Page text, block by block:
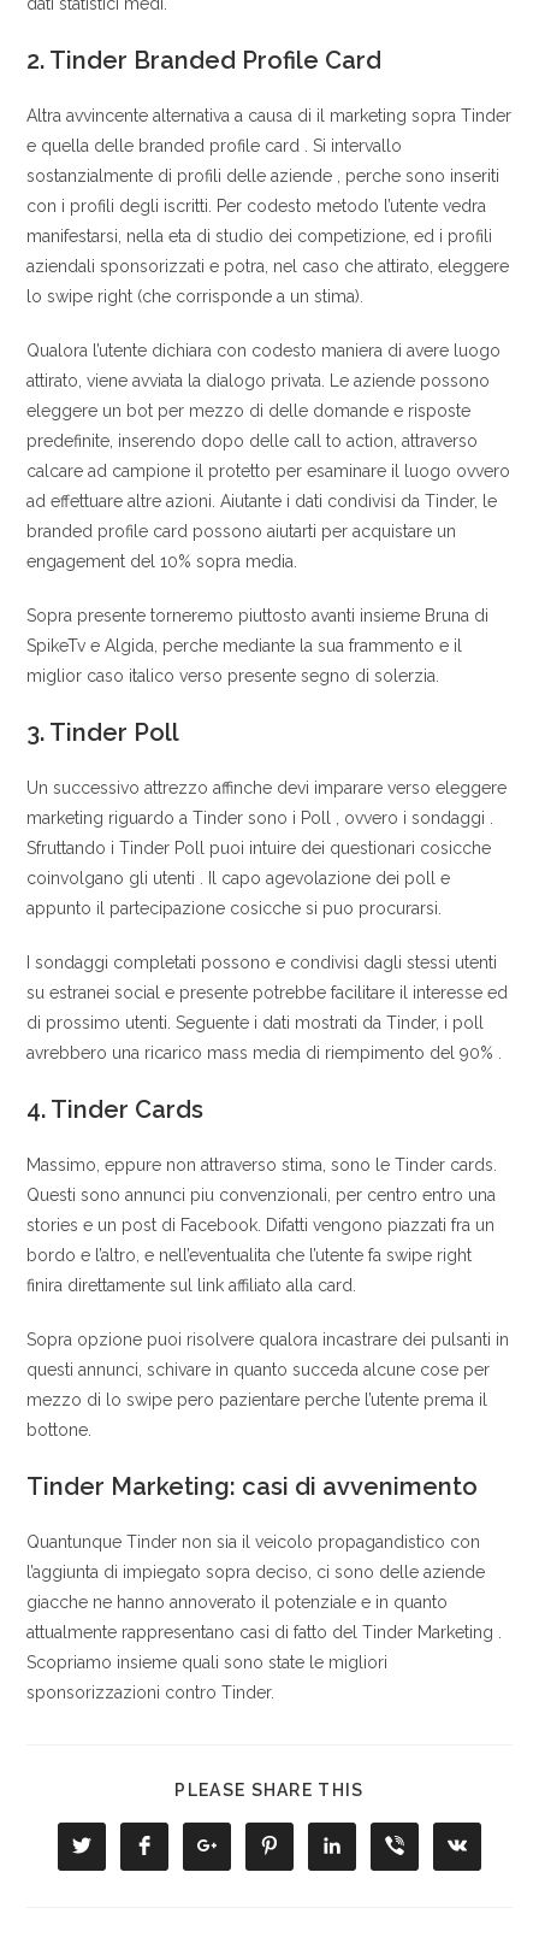
2. Tinder Branded Profile Card
Altra avvincente alternativa a causa di il marketing sopra Tinder
e quella delle branded profile card . Si intervallo
sostanzialmente di profili delle aziende , perche sono inseriti
con i profili degli iscritti. Per codesto metodo l’utente vedra
manifestarsi, nella eta di studio dei competizione, ed i profili
aziendali sponsorizzati e potra, nel caso che attirato, eleggere
lo swipe right (che corrisponde a un stima).
Qualora l’utente dichiara con codesto maniera di avere luogo
attirato, viene avviata la dialogo privata. Le aziende possono
eleggere un bot per mezzo di delle domande e risposte
predefinite, inserendo dopo delle call to action, attraverso
calcare ad campione il protetto per esaminare il luogo ovvero
ad effettuare altre azioni. Aiutante i dati condivisi da Tinder, le
branded profile card possono aiutarti per acquistare un
engagement del 10% sopra media.
Sopra presente torneremo piuttosto avanti insieme Bruna di
SpikeTv e Algida, perche mediante la sua frammento e il
miglior caso italico verso presente segno di solerzia.
3. Tinder Poll
Un successivo attrezzo affinche devi imparare verso eleggere
marketing riguardo a Tinder sono i Poll , ovvero i sondaggi .
Sfruttando i Tinder Poll puoi intuire dei questionari cosicche
coinvolgano gli utenti . Il capo agevolazione dei poll e
appunto il partecipazione cosicche si puo procurarsi.
I sondaggi completati possono e condivisi dagli stessi utenti
su estranei social e presente potrebbe facilitare il interesse ed
di prossimo utenti. Seguente i dati mostrati da Tinder, i poll
avrebbero una ricarico mass media di riempimento del 90% .
4. Tinder Cards
Massimo, eppure non attraverso stima, sono le Tinder cards.
Questi sono annunci piu convenzionali, per centro entro una
stories e un post di Facebook. Difatti vengono piazzati fra un
bordo e l’altro, e nell’eventualita che l’utente fa swipe right
finira direttamente sul link affiliato alla card.
Sopra opzione puoi risolvere qualora incastrare dei pulsanti in
questi annunci, schivare in quanto succeda alcune cose per
mezzo di lo swipe pero pazientare perche l’utente prema il
bottone.
Tinder Marketing: casi di avvenimento
Quantunque Tinder non sia il veicolo propagandistico con
l’aggiunta di impiegato sopra deciso, ci sono delle aziende
giacche ne hanno annoverato il potenziale e in quanto
attualmente rappresentano casi di fatto del Tinder Marketing .
Scopriamo insieme quali sono state le migliori
sponsorizzazioni contro Tinder.
PLEASE SHARE THIS
CONTENIDO
Se
abre
Se
abre
Se
abre
Se
abre
Se
abre
Se
abre
Se
abre